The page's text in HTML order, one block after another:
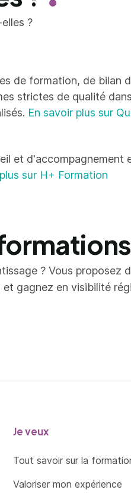
?
de formation, de bilan
strictes de qualité
En savoir plus sur
et d'accompagnement
sur H+ Formation
? Vous proposez
gagnez en visibilité
Je veux
Tout savoir sur la
Valoriser mon expérience